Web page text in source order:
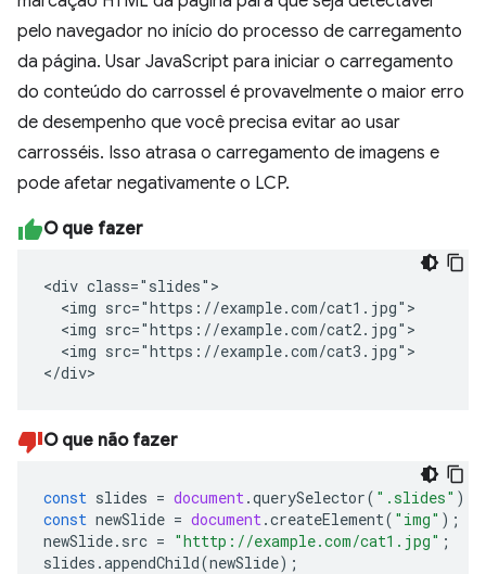
pelo navegador no início do processo de carregamento
da página. Usar JavaScript para iniciar o carregamento
do conteúdo do carrossel é provavelmente o maior erro
de desempenho que você precisa evitar ao usar
carrosséis. Isso atrasa o carregamento de imagens e
pode afetar negativamente o LCP.
O que fazer
<div class="slides">
  <img src="https://example.com/cat1.jpg">
  <img src="https://example.com/cat2.jpg">
  <img src="https://example.com/cat3.jpg">
</div>
O que não fazer
const slides = document .querySelector( ".slides" );
const newSlide = document .createElement( "img" );
newSlide. src = "htttp://example.com/cat1.jpg" ;
slides .appendChild(newSlide);